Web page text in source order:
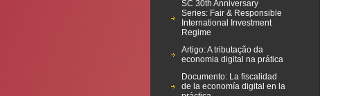
SC 30th Anniversary
Series: Fair & Responsible
International Investment
Regime
Artigo: A tributação da
economia digital na prática
Documento: La fiscalidad
de la economía digital en la